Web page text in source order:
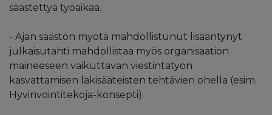
säästettyä työaikaa.
- Ajan säästön myötä mahdollistunut lisääntynyt
julkaisutahti mahdollistaa myös organisaation
maineeseen vaikuttavan viestintätyön
kasvattamisen lakisääteisten tehtävien ohella (esim.
Hyvinvointitekoja-konsepti).